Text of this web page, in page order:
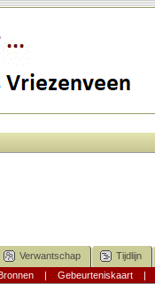
Verwantschap Tijdlijn
| Gebeurteniskaart|